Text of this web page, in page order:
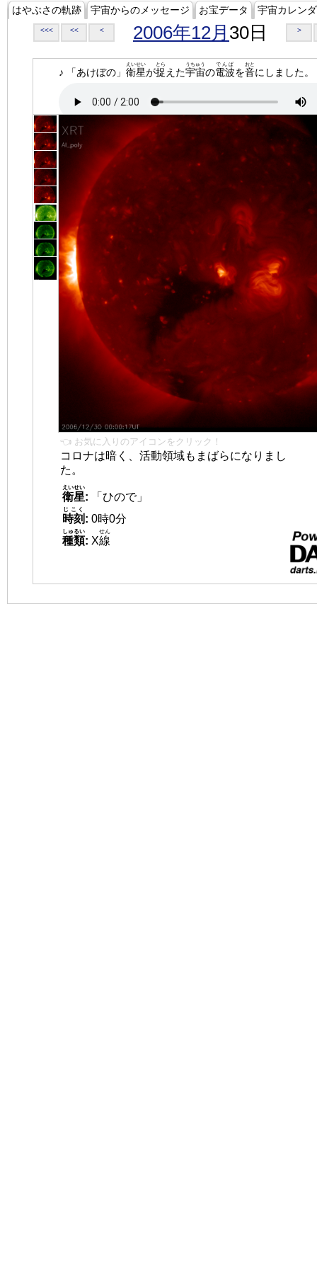
はやぶさの軌跡 宇宙からのメッセージ お宝データ 宇宙カレン
<<< << < 2006年12月 30日 >
♪ 「あけぼの」 衛星
えいせい
が捉
とら
えた宇宙
うちゅう
の電波
でんぱ
を音
おと
にしました。
👈 お気に入りのアイコンをクリック！
コロナは暗く、活動領域もまばらになりまし
た。
衛星
えいせい
:
「ひので」
時刻
じこく
: 0時0分
種類
しゅるい
: X線
せん